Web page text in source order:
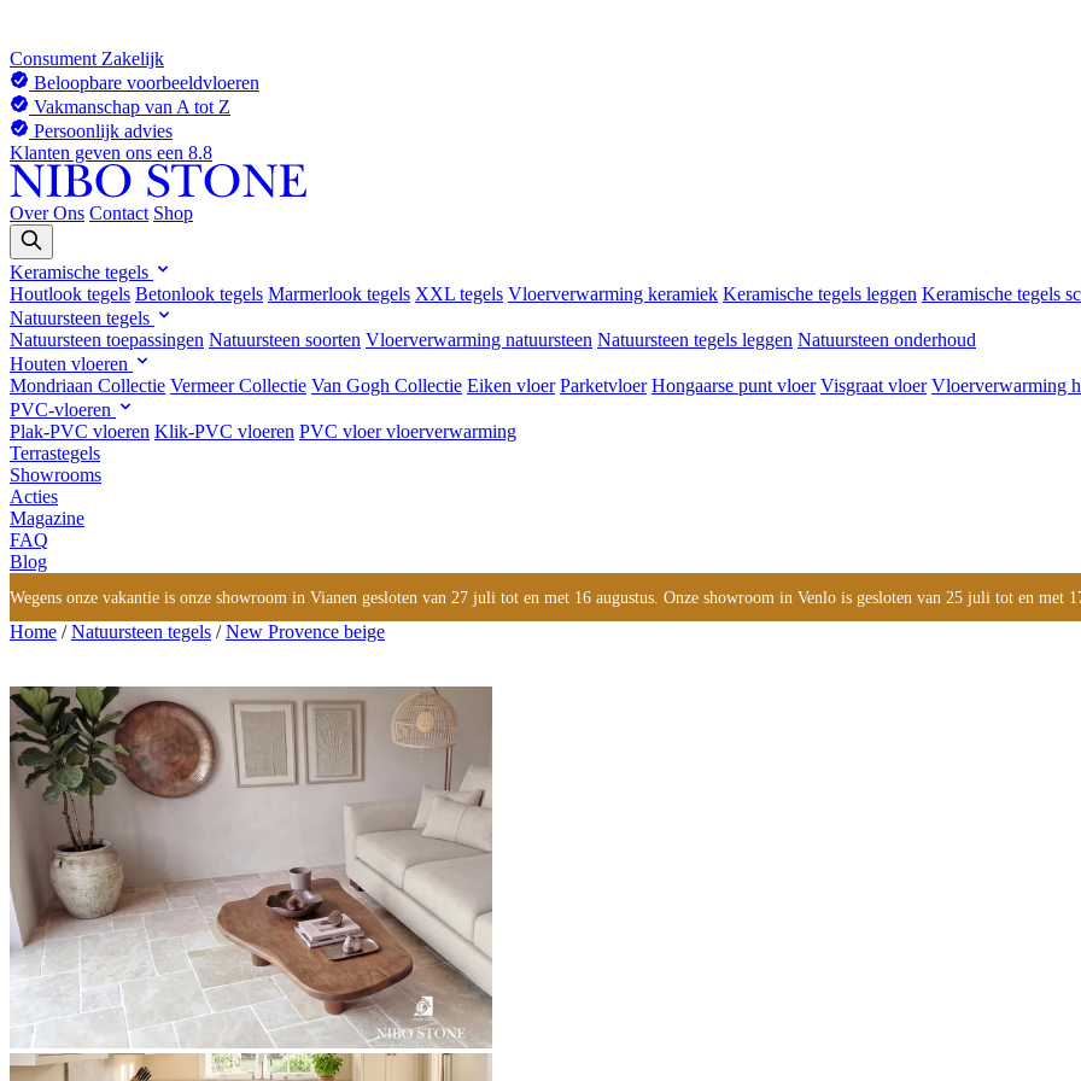
Consument Zakelijk
Beloopbare voorbeeldvloeren
Vakmanschap van A tot Z
Persoonlijk advies
Klanten geven ons een 8.8
Over Ons Contact Shop
Keramische tegels
Houtlook tegels Betonlook tegels Marmerlook tegels XXL tegels Vloerverwarming keramiek Keramische tegels leggen Keramische tegels
Natuursteen tegels
Natuursteen toepassingen Natuursteen soorten Vloerverwarming natuursteen Natuursteen tegels leggen Natuursteen onderhoud
Houten vloeren
Mondriaan Collectie Vermeer Collectie Van Gogh Collectie Eiken vloer Parketvloer Hongaarse punt vloer Visgraat vloer Vloerverwarming
PVC-vloeren
Plak-PVC vloeren Klik-PVC vloeren PVC vloer vloerverwarming
Terrastegels
Showrooms
Acties
Magazine
FAQ
Blog
Wegens onze vakantie is onze showroom in Vianen gesloten van 27 juli tot en met 16 augustus. Onze showroom in Venlo is gesloten van 25 juli tot en met
Home /Natuursteen tegels /New Provence beige